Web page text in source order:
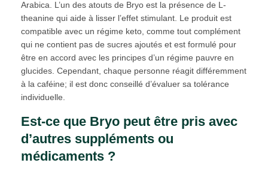
Arabica. L’un des atouts de Bryo est la présence de L-
theanine qui aide à lisser l’effet stimulant. Le produit est
compatible avec un régime keto, comme tout complément
qui ne contient pas de sucres ajoutés et est formulé pour
être en accord avec les principes d’un régime pauvre en
glucides. Cependant, chaque personne réagit différemment
à la caféine; il est donc conseillé d’évaluer sa tolérance
individuelle.
Est-ce que Bryo peut être pris avec
d’autres suppléments ou
médicaments ?